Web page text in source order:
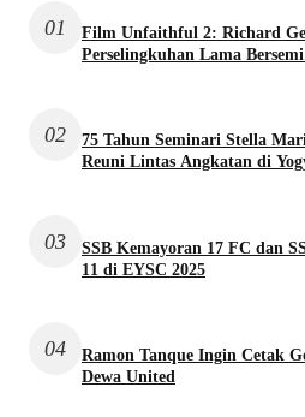
01
Film Unfaithful 2: Richard
Perselingkuhan Lama
02
75 Tahun Seminari Stella
Reuni Lintas Angkatan di
03
SSB Kemayoran 17 FC dan
11 di EYSC 2025
04
Ramon Tanque Ingin Cetak
Dewa United